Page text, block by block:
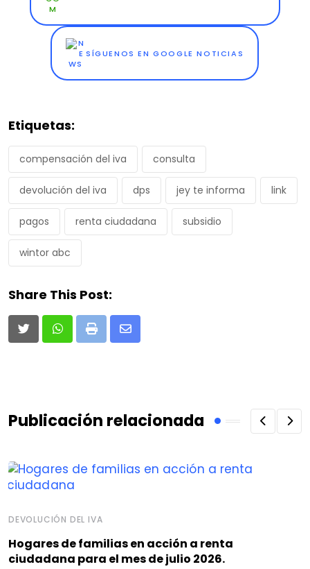
SÍGUENOS EN GOOGLE NOTICIAS
Etiquetas:
compensación del iva consulta
devolución del iva dps jey te informa link
pagos renta ciudadana subsidio
wintor abc
Share This Post:
Print
Share
Publicación relacionada
DEVOLUCIÓN DEL IVA
Hogares de familias en acción a renta
ciudadana para el mes de julio 2026.